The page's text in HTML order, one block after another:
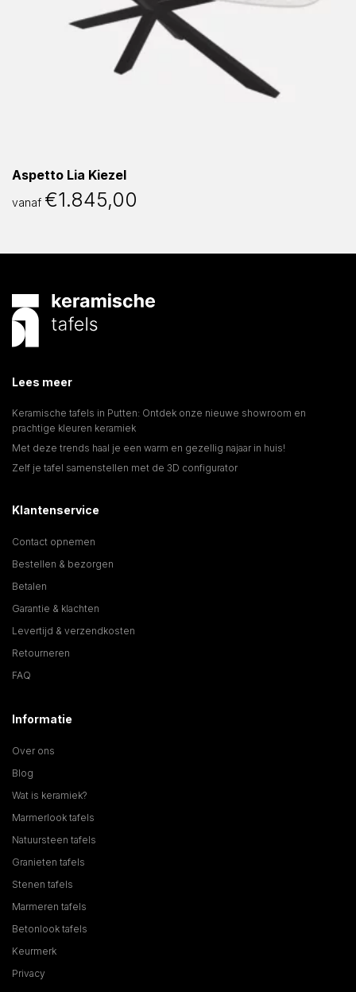
Aspetto Lia Kiezel
vanaf €1.845,00
Lees meer
Keramische tafels in Putten: Ontdek onze nieuwe showroom en
prachtige kleuren keramiek
Met deze trends haal je een warm en gezellig najaar in huis!
Zelf je tafel samenstellen met de 3D configurator
Klantenservice
Contact opnemen
Bestellen & bezorgen
Betalen
Garantie & klachten
Levertijd & verzendkosten
Retourneren
FAQ
Informatie
Over ons
Blog
Wat is keramiek?
Marmerlook tafels
Natuursteen tafels
Granieten tafels
Stenen tafels
Marmeren tafels
Betonlook tafels
Keurmerk
Privacy